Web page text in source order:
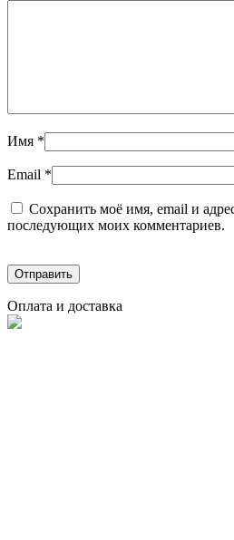
Имя *
Email *
Сохранить моё имя, email и
последующих моих комментариев.
Оплата и доставка